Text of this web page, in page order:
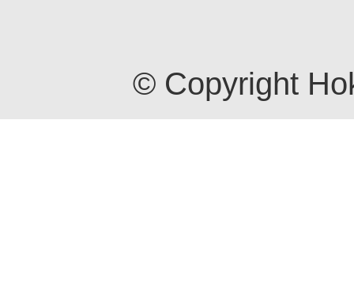
© Copyright